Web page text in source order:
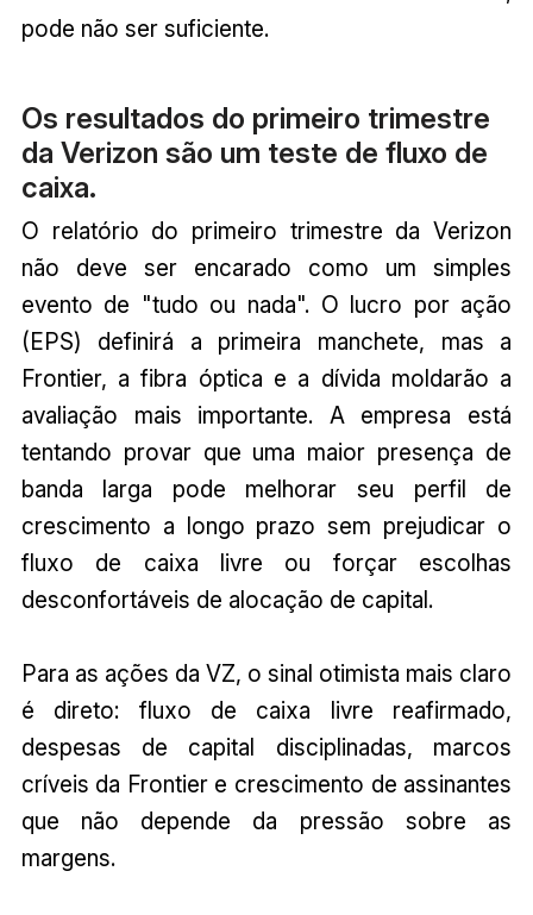
pode não ser suficiente.
Os resultados do primeiro trimestre
da Verizon são um teste de fluxo de
caixa.
O relatório do primeiro trimestre da Verizon
não deve ser encarado como um simples
evento de "tudo ou nada". O lucro por ação
(EPS) definirá a primeira manchete, mas a
Frontier, a fibra óptica e a dívida moldarão a
avaliação mais importante. A empresa está
tentando provar que uma maior presença de
banda larga pode melhorar seu perfil de
crescimento a longo prazo sem prejudicar o
fluxo de caixa livre ou forçar escolhas
desconfortáveis de alocação de capital.
Para as ações da VZ, o sinal otimista mais claro
é direto: fluxo de caixa livre reafirmado,
despesas de capital disciplinadas, marcos
críveis da Frontier e crescimento de assinantes
que não depende da pressão sobre as
margens.